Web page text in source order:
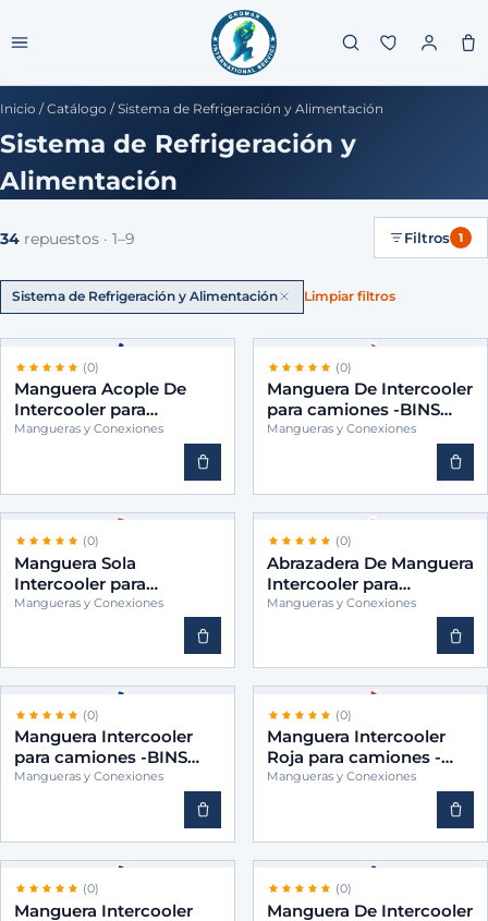
Inicio /Catálogo /Sistema de Refrigeración y Alimentación
Sistema de Refrigeración y
Alimentación
34 repuestos · 1–9 Filtros 1
Sistema de Refrigeración y Alimentación Limpiar filtros
(0)
Manguera Acople De
Intercooler para
camiones -BINS
Mangueras y Conexiones
(0)
Manguera De Intercooler
para camiones -BINS
3845011382
Mangueras y Conexiones
(0)
Manguera Sola
Intercooler para
camiones -BINS
Mangueras y Conexiones
(0)
Abrazadera De Manguera
Intercooler para
camiones -BINS 1928397
Mangueras y Conexiones
(0)
Manguera Intercooler
para camiones -BINS
488368
Mangueras y Conexiones
(0)
Manguera Intercooler
Roja para camiones -
BINS 1809771
Mangueras y Conexiones
(0)
Manguera Intercooler
(0)
Manguera De Intercooler